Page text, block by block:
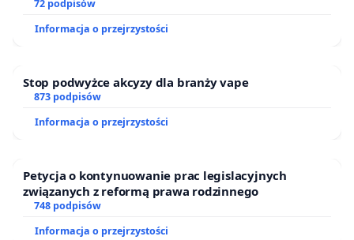
oraz programów profilaktycznych.
72 podpisów
Informacja o przejrzystości
Stop podwyżce akcyzy dla branży vape
873 podpisów
Informacja o przejrzystości
Petycja o kontynuowanie prac legislacyjnych
związanych z reformą prawa rodzinnego
748 podpisów
Informacja o przejrzystości